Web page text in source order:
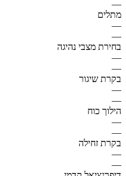
—
מתלים
—
—
בחירת מצבי נהיגה
—
—
בקרת שיגור
—
—
הילוך כוח
—
—
בקרת זחילה
—
—